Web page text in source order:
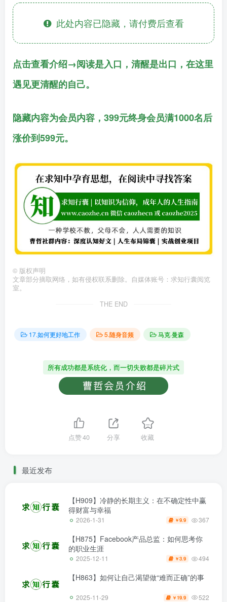
此处内容已隐藏，请付费后查看
点击查看介绍→阅读是入口，清醒是出口，在这里
遇见更清醒的自己。
隐藏内容为会员内容，399元终身会员满1000名后
涨价到599元。
© 版权声明
文章部分摘取网络，如有侵权联系删除。自媒体账号：求知行囊阅览
室。
THE END
17.如何更好地工作 5.随身音频 马克·曼森
所有成功都是系统化，而一切失败都是碎片式
点赞40 分享 收藏
最近发布
【H909】冷静的长期主义：在不确定性中赢
得财富与幸福
2026-1-31 ￥9.9 367
【H875】Facebook产品总监：如何思考你
的职业生涯
2025-12-11 ￥3.9 494
【H863】如何让自己渴望做“难而正确”的事
2025-11-29 ￥ 19.9 522